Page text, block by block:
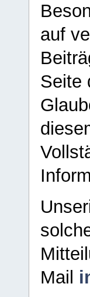
auf
Seite
Mail